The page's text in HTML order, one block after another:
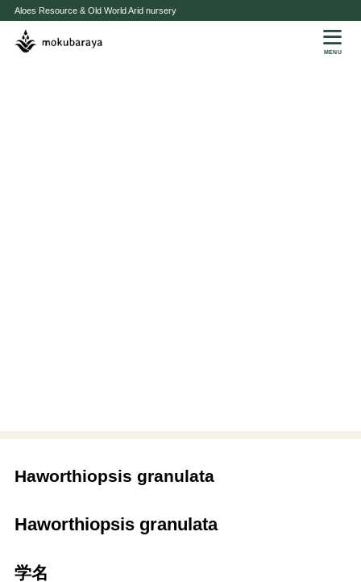
Aloes Resource & Old World Arid nursery
MENU
Haworthiopsis granulata
Haworthiopsis granulata
学名